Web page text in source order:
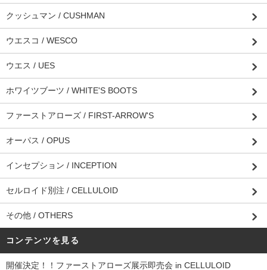
クッシュマン / CUSHMAN
ウエスコ / WESCO
ウエス / UES
ホワイツブーツ / WHITE'S BOOTS
ファーストアローズ / FIRST-ARROW'S
オーパス / OPUS
インセプション / INCEPTION
セルロイド別注 / CELLULOID
その他 / OTHERS
コンテンツを見る
開催決定！！ファーストアローズ展示即売会 in CELLULOID